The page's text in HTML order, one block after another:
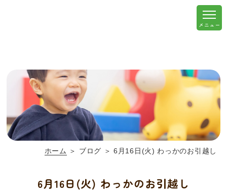
ホーム ＞ ブログ ＞ 6月16日(火) わっかのお引越し
6月16日(火) わっかのお引越し